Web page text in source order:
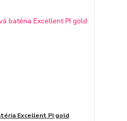
Excellent PI gold